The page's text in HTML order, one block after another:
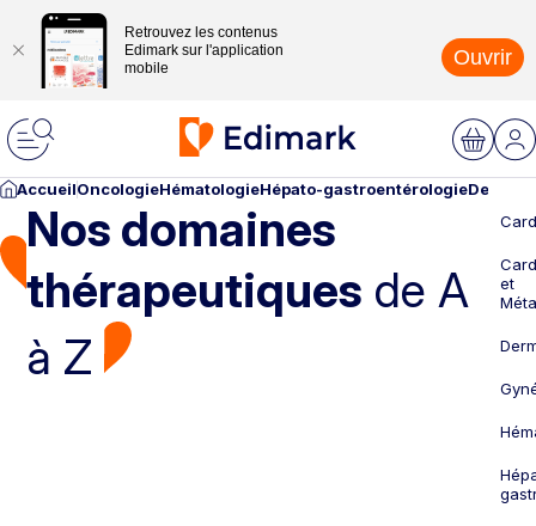
Retrouvez les contenus
Edimark sur l'application
mobile
Ouvrir
AccueilOncologieHématologieHépato-gastroentérologie
Nos domaines
thérapeutiques de A
à Z
et